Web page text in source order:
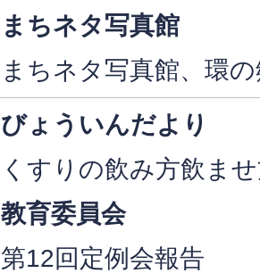
まちネタ写真館
まちネタ写真館、環
びょういんだより
くすりの飲み方飲ま
教育委員会
第12回定例会報告